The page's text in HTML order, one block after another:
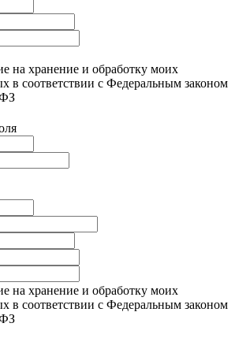
на хранение и обработку моих
в соответствии с Федеральным законом
на хранение и обработку моих
в соответствии с Федеральным законом